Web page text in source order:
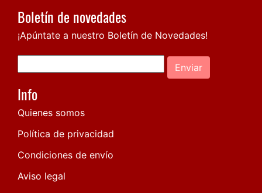
Boletín de novedades
¡Apúntate a nuestro Boletín de Novedades!
Enviar
Info
Quienes somos
Política de privacidad
Condiciones de envío
Aviso legal